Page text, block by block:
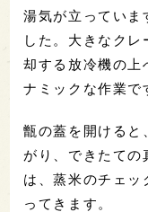
湯気が立っていま
した。大きなク
却する放冷機の上
ナミックな作業で
甑の蓋を開けると
がり、できたての
は、蒸米のチェッ
ってきます。